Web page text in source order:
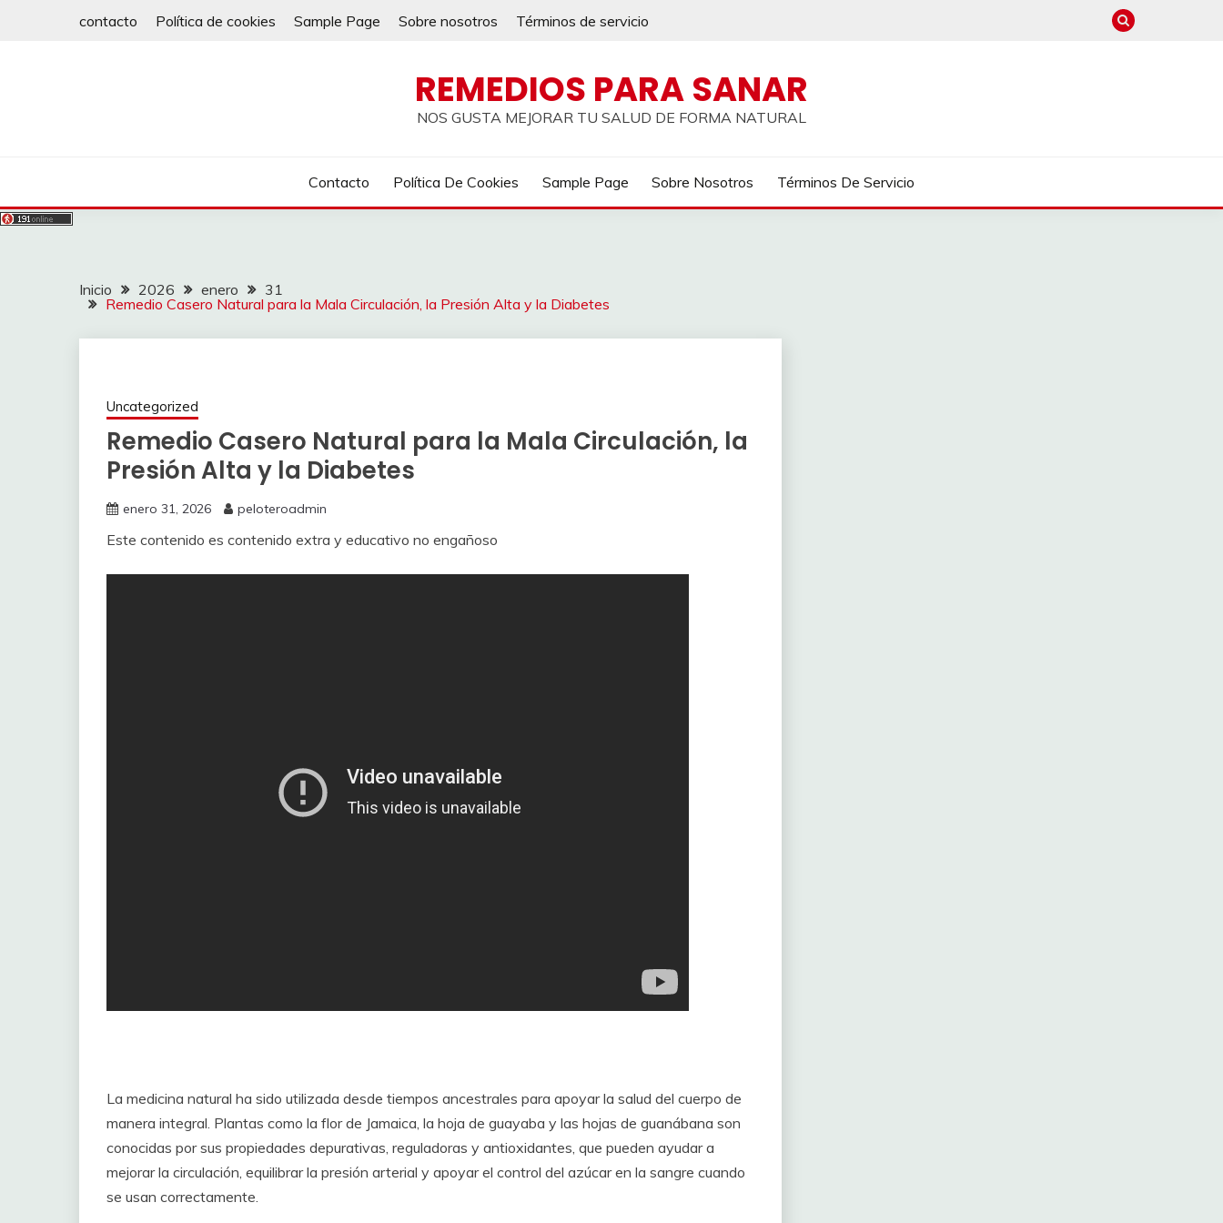
contacto Política de cookies Sample Page Sobre nosotros Términos de servicio
REMEDIOS PARA SANAR
NOS GUSTA MEJORAR TU SALUD DE FORMA NATURAL
Contacto Política De Cookies Sample Page Sobre Nosotros Términos De Servicio
Inicio 2026 enero
31
Remedio Casero Natural para la Mala Circulación, la Presión Alta y la Diabetes
Uncategorized
Remedio Casero Natural para la Mala Circulación, la
Presión Alta y la Diabetes
enero 31, 2026 peloteroadmin
Este contenido es contenido extra y educativo no engañoso
La medicina natural ha sido utilizada desde tiempos ancestrales para apoyar la salud del cuerpo de
manera integral. Plantas como la flor de Jamaica, la hoja de guayaba y las hojas de guanábana son
conocidas por sus propiedades depurativas, reguladoras y antioxidantes, que pueden ayudar a
mejorar la circulación, equilibrar la presión arterial y apoyar el control del azúcar en la sangre cuando
se usan correctamente.